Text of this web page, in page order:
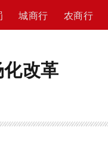
城商行 农商行
改革